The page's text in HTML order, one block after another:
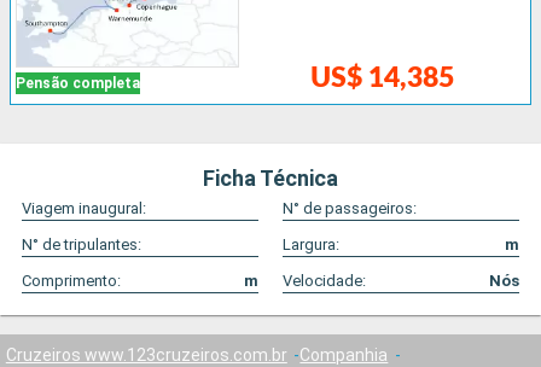
Pensão completa US$ 14,385
Ficha Técnica
Viagem inaugural:
N° de passageiros:
N° de tripulantes:
Largura:
m
Comprimento:
m Velocidade: Nós
Cruzeiros www.123cruzeiros.com.br
Companhia